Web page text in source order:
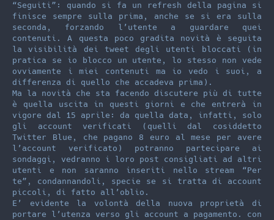
“Seguiti”: quando si fa un refresh della pagina si
finisce sempre sulla prima, anche se si era sulla
seconda, forzando l’utente a guardare quei
contenuti. A questa poco gradita novità è seguita
la visibilità dei tweet degli utenti bloccati (in
pratica se io blocco un utente, lo stesso non vede
ovviamente i miei contenuti ma io vedo i suoi, a
differenza di quello che accadeva prima).
Ma la novità che sta facendo discutere più di tutte
è quella uscita in questi giorni e che entrerà in
vigore dal 15 aprile: da quella data, infatti, solo
gli account verificati (quelli dal cosiddetto
Twitter Blue, che pagano 8 euro al mese per avere
l’account verificato) potranno partecipare ai
sondaggi, vedranno i loro post consigliati ad altri
utenti e non saranno inseriti nello stream “Per
te”, condannandoli, specie se si tratta di account
piccoli, di fatto all’oblio.
E’ evidente la volontà della nuova proprietà di
portare l’utenza verso gli account a pagamento. con